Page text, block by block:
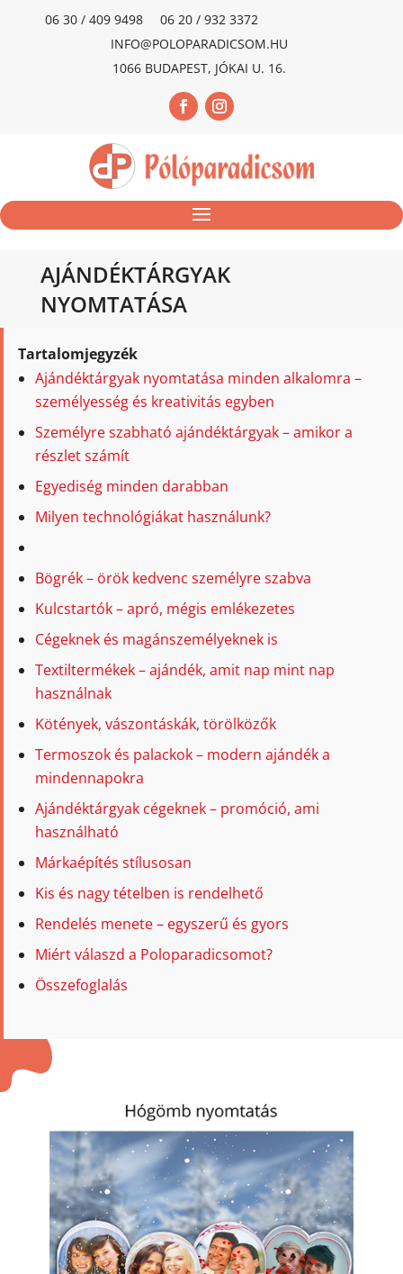
06 30 / 409 9498
06 20 / 932 3372
INFO@POLOPARADICSOM.HU
1066 BUDAPEST, JÓKAI U. 16.
AJÁNDÉKTÁRGYAK
NYOMTATÁSA
Tartalomjegyzék
Ajándéktárgyak nyomtatása minden alkalomra –
személyesség és kreativitás egyben
Személyre szabható ajándéktárgyak – amikor a
részlet számít
Egyediség minden darabban
Milyen technológiákat használunk?
Bögrék – örök kedvenc személyre szabva
Kulcstartók – apró, mégis emlékezetes
Cégeknek és magánszemélyeknek is
Textiltermékek – ajándék, amit nap mint nap
használnak
Kötények, vászontáskák, törölközők
Termoszok és palackok – modern ajándék a
mindennapokra
Ajándéktárgyak cégeknek – promóció, ami
használható
Márkaépítés stílusosan
Kis és nagy tételben is rendelhető
Rendelés menete – egyszerű és gyors
Miért válaszd a Poloparadicsomot?
Összefoglalás